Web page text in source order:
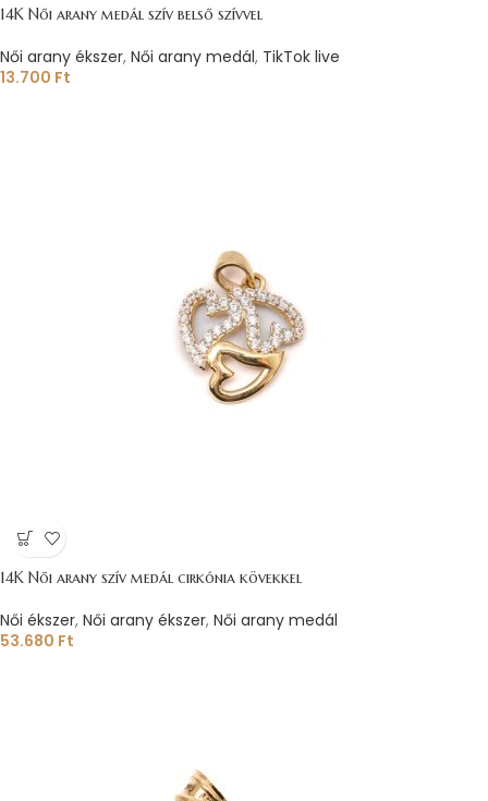
14K Női arany medál szív belső szívvel
Női arany ékszer, Női arany medál, TikTok live
13.700 Ft
14K Női arany szív medál cirkónia kövekkel
Női ékszer, Női arany ékszer, Női arany medál
53.680 Ft